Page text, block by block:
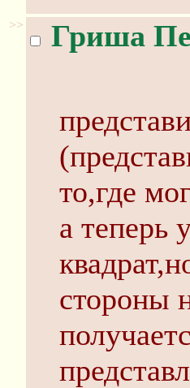
>> Гриша
то,где
а теперь
стороны